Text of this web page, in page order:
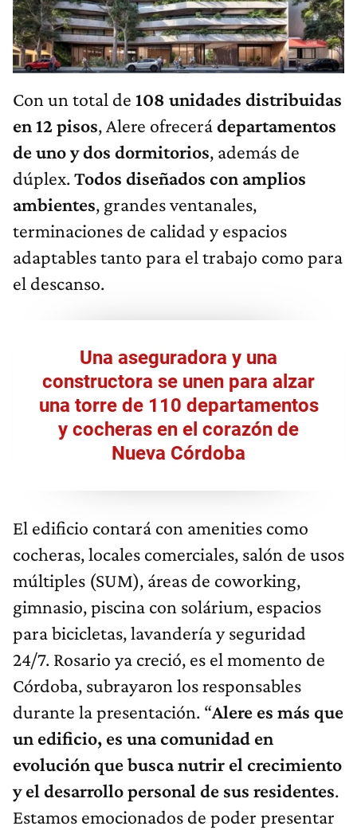
Con un total de 108 unidades distribuidas
en 12 pisos, Alere ofrecerádepartamentos
de uno y dos dormitorios, además de
dúplex.Todos diseñados con amplios
ambientes, grandes ventanales,
terminaciones de calidad y espacios
adaptables tanto para el trabajo como para
el descanso.
Una aseguradora y una
constructora se unen para alzar
una torre de 110 departamentos
y cocheras en el corazón de
Nueva Córdoba
El edificio contará con amenities como
cocheras, locales comerciales, salón de usos
múltiples (SUM), áreas de coworking,
gimnasio, piscina con solárium, espacios
para bicicletas, lavandería y seguridad
24/7. Rosario ya creció, es el momento de
Córdoba, subrayaron los responsables
durante la presentación. “Alere es más que
un edificio, es una comunidad en
evolución que busca nutrir el crecimiento
y el desarrollo personal de sus residentes.
Estamos emocionados de poder presentar